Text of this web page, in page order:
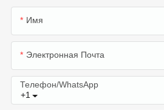
Имя
Электронная Почта
+1
Телефон/WhatsApp